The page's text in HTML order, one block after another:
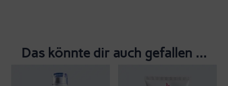
Das könnte dir auch gefallen …